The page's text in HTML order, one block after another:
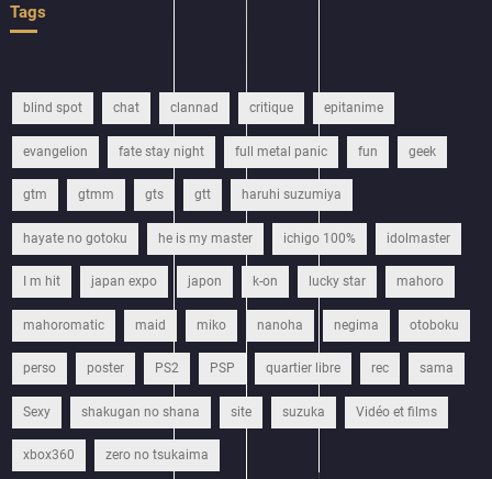
Tags
blind spot chat clannad critique epitanime
evangelion fate stay night full metal panic fun geek
gtm gtmm gts gtt haruhi suzumiya
hayate no gotoku he is my master ichigo 100% idolmaster
I m hit japan expo japon k-on lucky star mahoro
mahoromatic maid miko nanoha negima otoboku
perso poster PS2 PSP quartier libre rec sama
Sexy shakugan no shana site suzuka Vidéo et films
xbox360 zero no tsukaima